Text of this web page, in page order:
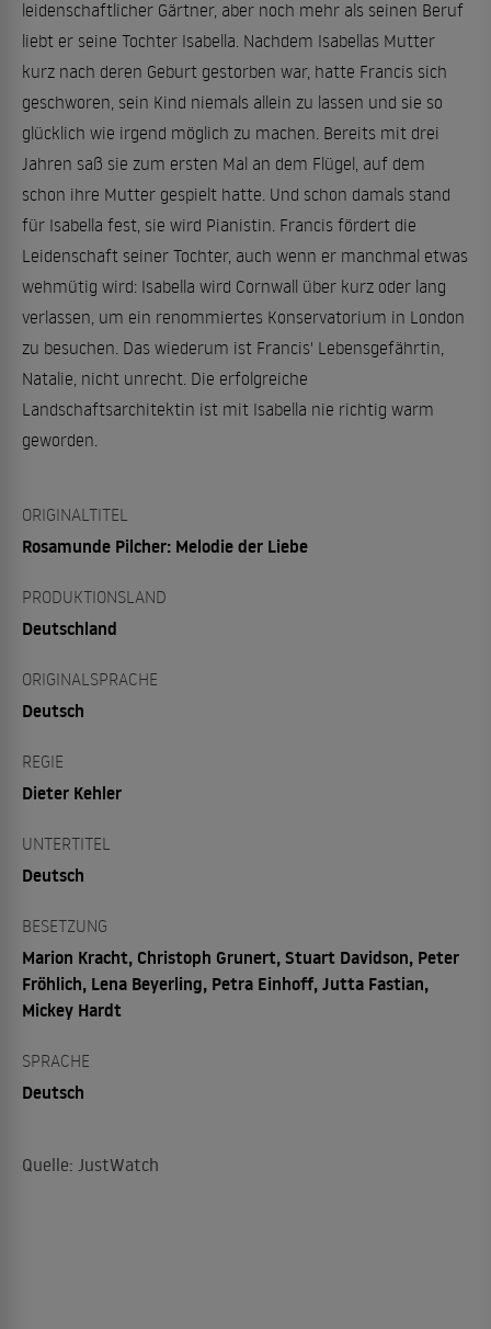
leidenschaftlicher Gärtner, aber noch mehr als seinen Beruf
liebt er seine Tochter Isabella. Nachdem Isabellas Mutter
kurz nach deren Geburt gestorben war, hatte Francis sich
geschworen, sein Kind niemals allein zu lassen und sie so
glücklich wie irgend möglich zu machen. Bereits mit drei
Jahren saß sie zum ersten Mal an dem Flügel, auf dem
schon ihre Mutter gespielt hatte. Und schon damals stand
für Isabella fest, sie wird Pianistin. Francis fördert die
Leidenschaft seiner Tochter, auch wenn er manchmal etwas
wehmütig wird: Isabella wird Cornwall über kurz oder lang
verlassen, um ein renommiertes Konservatorium in London
zu besuchen. Das wiederum ist Francis' Lebensgefährtin,
Natalie, nicht unrecht. Die erfolgreiche
Landschaftsarchitektin ist mit Isabella nie richtig warm
geworden.
ORIGINALTITEL
Rosamunde Pilcher: Melodie der Liebe
PRODUKTIONSLAND
Deutschland
ORIGINALSPRACHE
Deutsch
REGIE
Dieter Kehler
UNTERTITEL
Deutsch
BESETZUNG
Marion Kracht, Christoph Grunert, Stuart Davidson, Peter
Fröhlich, Lena Beyerling, Petra Einhoff, Jutta Fastian,
Mickey Hardt
SPRACHE
Deutsch
Quelle: JustWatch